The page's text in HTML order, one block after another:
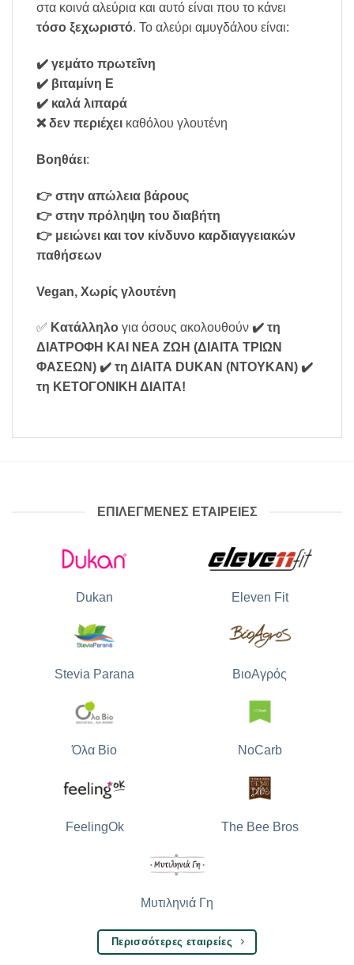
στα κοινά αλεύρια και αυτό είναι που το κάνει
τόσο ξεχωριστό. Το αλεύρι αμυγδάλου είναι:
✔️ γεμάτο πρωτεΐνη
✔️ βιταμίνη Ε
✔️ καλά λιπαρά
❌ δεν περιέχει καθόλου γλουτένη
Βοηθάει:
👉 στην απώλεια βάρους
👉 στην πρόληψη του διαβήτη
👉 μειώνει και τον κίνδυνο καρδιαγγειακών
παθήσεων
Vegan, Χωρίς γλουτένη
✅ Κατάλληλο για όσους ακολουθούν ✔️ τη
ΔΙΑΤΡΟΦΗ ΚΑΙ ΝΕΑ ΖΩΗ (ΔΙΑΙΤΑ ΤΡΙΩΝ
ΦΑΣΕΩΝ) ✔️ τη ΔΙΑΙΤΑ DUKAN (ΝΤΟΥΚΑΝ) ✔️
τη ΚΕΤΟΓΟΝΙΚΗ ΔΙΑΙΤΑ!
ΕΠΙΛΕΓΜΕΝΕΣ ΕΤΑΙΡΕΙΕΣ
Dukan Eleven Fit
Stevia Parana ΒιοΑγρός
Όλα Bio NoCarb
FeelingOk The Bee Bros
Μυτιληνιά Γη
Περισσότερες εταιρείες